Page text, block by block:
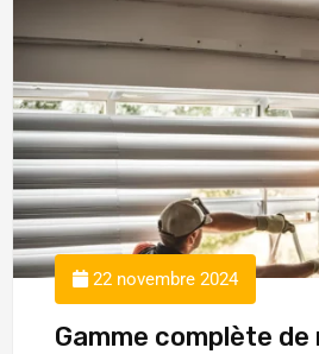
22 novembre 2024
Gamme complète de